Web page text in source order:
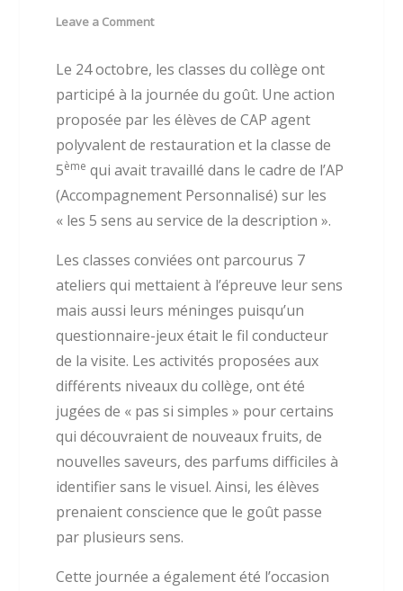
Leave a Comment
Le 24 octobre, les classes du collège ont
participé à la journée du goût. Une action
proposée par les élèves de CAP agent
polyvalent de restauration et la classe de
5ème qui avait travaillé dans le cadre de l’AP
(Accompagnement Personnalisé) sur les
« les 5 sens au service de la description ».
Les classes conviées ont parcourus 7
ateliers qui mettaient à l’épreuve leur sens
mais aussi leurs méninges puisqu’un
questionnaire-jeux était le fil conducteur
de la visite. Les activités proposées aux
différents niveaux du collège, ont été
jugées de « pas si simples » pour certains
qui découvraient de nouveaux fruits, de
nouvelles saveurs, des parfums difficiles à
identifier sans le visuel. Ainsi, les élèves
prenaient conscience que le goût passe
par plusieurs sens.
Cette journée a également été l’occasion